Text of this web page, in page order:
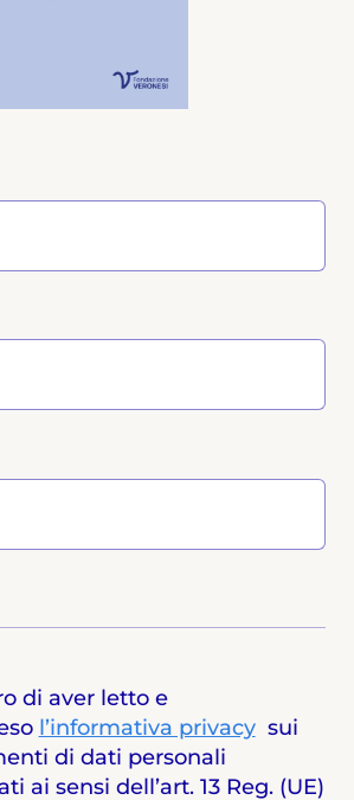
di aver letto e
l’informativa privacysui
di dati personali
ai sensi dell’art. 13 Reg. (UE)